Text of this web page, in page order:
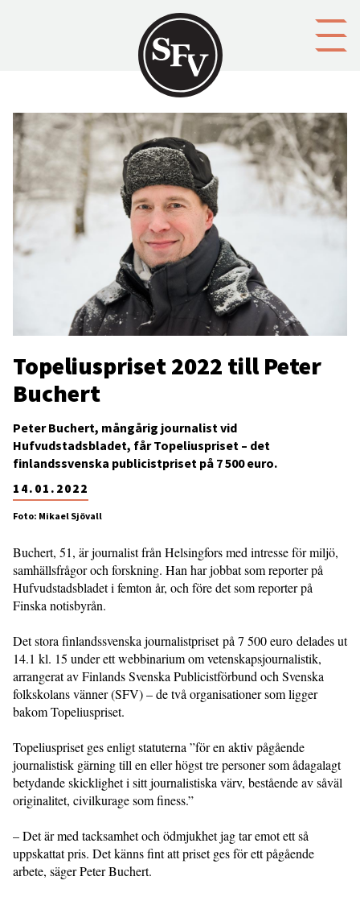
Topeliuspriset 2022 till Peter
Buchert
14.01.2022
Peter Buchert, mångårig journalist vid
Hufvudstadsbladet, får Topeliuspriset – det
finlandssvenska publicistpriset på 7 500 euro.
Foto: Mikael Sjövall
Buchert, 51, är journalist från Helsingfors med intresse för miljö,
samhällsfrågor och forskning. Han har jobbat som reporter på
Hufvudstadsbladet i femton år, och före det som reporter på
Finska notisbyrån.
Det stora finlandssvenska journalistpriset på 7 500 euro delades ut
14.1 kl. 15 under ett webbinarium om vetenskapsjournalistik,
arrangerat av Finlands Svenska Publicistförbund och Svenska
folkskolans vänner (SFV) – de två organisationer som ligger
bakom Topeliuspriset.
Topeliuspriset ges enligt statuterna ”för en aktiv pågående
journalistisk gärning till en eller högst tre personer som ådagalagt
betydande skicklighet i sitt journalistiska värv, bestående av såväl
originalitet, civilkurage som finess.”
– Det är med tacksamhet och ödmjukhet jag tar emot ett så
uppskattat pris. Det känns fint att priset ges för ett pågående
arbete, säger Peter Buchert.